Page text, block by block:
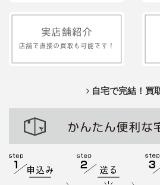
自宅で完結！買